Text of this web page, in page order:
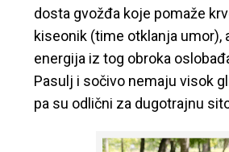
dosta gvožđa koje pomaže
kiseonik (time otklanja umor),
energija iz tog obroka
Pasulj i sočivo nemaju visok
pa su odlični za dugotrajnu